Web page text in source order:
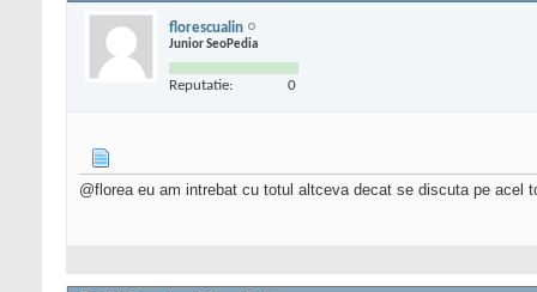
florescualin
Junior SeoPedia
Reputatie: 0
@florea eu am intrebat cu totul altceva decat se discuta pe acel